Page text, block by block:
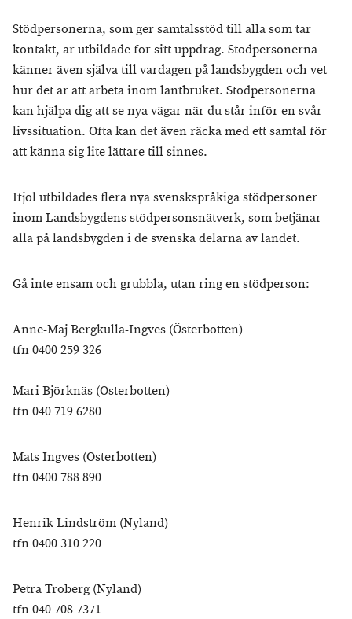
Stödpersonerna, som ger samtalsstöd till alla som tar
kontakt, är utbildade för sitt uppdrag. Stödpersonerna
känner även själva till vardagen på landsbygden och vet
hur det är att arbeta inom lantbruket. Stödpersonerna
kan hjälpa dig att se nya vägar när du står inför en svår
livssituation. Ofta kan det även räcka med ett samtal för
att känna sig lite lättare till sinnes.
Ifjol utbildades flera nya svenskspråkiga stödpersoner
inom Landsbygdens stödpersonsnätverk, som betjänar
alla på landsbygden i de svenska delarna av landet.
Gå inte ensam och grubbla, utan ring en stödperson:
Anne-Maj Bergkulla-Ingves (Österbotten)
tfn 0400 259 326
Mari Björknäs (Österbotten)
tfn 040 719 6280
Mats Ingves (Österbotten)
tfn 0400 788 890
Henrik Lindström (Nyland)
tfn 0400 310 220
Petra Troberg (Nyland)
tfn 040 708 7371